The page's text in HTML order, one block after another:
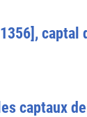
captaux